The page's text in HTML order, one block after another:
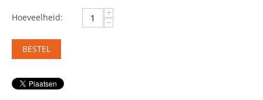
Hoeveelheid: +
−
BESTEL